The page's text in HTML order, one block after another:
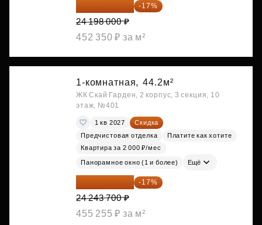
20 084 340 ₽ -17%
24 198 000 ₽
452 350 ₽ за м²
1-комнатная, 44.2м²
ЖК Скай Гарден, 2 корпус, 3 секция, 10
этаж, №401
1 кв 2027
Скидка
Предчистовая отделка
Платите как хотите
Квартира за 2 000 ₽/мес
Панорамное окно (1 и более) Ещё
20 122 271 ₽ -17%
24 243 700 ₽
455 255 ₽ за м²